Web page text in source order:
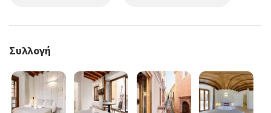
Συλλογή